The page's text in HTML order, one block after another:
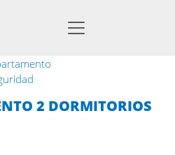
2 DORMITORIOS